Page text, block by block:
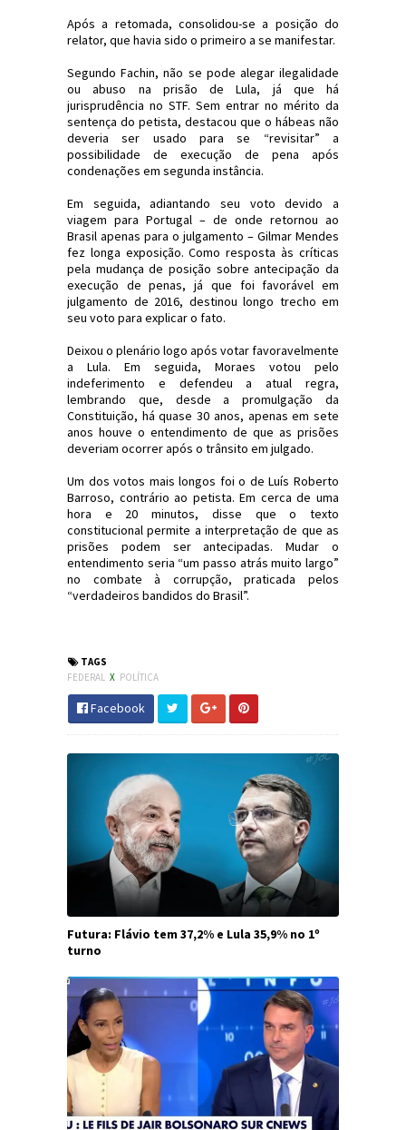
Após a retomada, consolidou-­se a posição do
relator, que havia sido o primeiro a se manifestar.
Segundo Fachin, não se pode alegar ilegalidade
ou abuso na prisão de Lula, já que há
jurisprudência no STF. Sem entrar no mérito da
sentença do petista, destacou que o hábeas não
deveria ser usado para se “revisitar” a
possibilidade de execução de pena após
condenações em segunda instância.
Em seguida, adiantando seu voto devido a
viagem para Portugal – de onde retornou ao
Brasil apenas para o julgamento – Gilmar Mendes
fez longa exposição. Como resposta às críticas
pela mudança de posição sobre antecipação da
execução de penas, já que foi favorável em
julgamento de 2016, destinou longo trecho em
seu voto para explicar o fato.
Deixou o plenário logo após votar favoravelmente
a Lula. Em seguida, Moraes votou pelo
indeferimento e defendeu a atual regra,
lembrando que, desde a promulgação da
Constituição, há quase 30 anos, apenas em sete
anos houve o entendimento de que as prisões
deveriam ocorrer após o trânsito em julgado.
Um dos votos mais longos foi o de Luís Roberto
Barroso, contrário ao petista. Em cerca de uma
hora e 20 minutos, disse que o texto
constitucional permite a interpretação de que as
prisões podem ser antecipadas. Mudar o
entendimento seria “um passo atrás muito largo”
no combate à corrupção, praticada pelos
“verdadeiros bandidos do Brasil”.
TAGS
FEDERAL X POLÍTICA
Facebook
Futura: Flávio tem 37,2% e Lula 35,9% no 1º
turno